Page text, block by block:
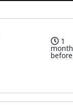
1
month
before